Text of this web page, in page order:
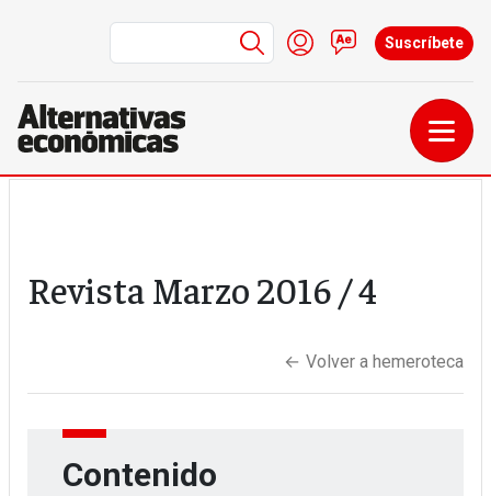
Menú de cuenta de
Iniciar sesión
Contacto
Suscríbete
Revista Marzo 2016 / 4
← Volver a hemeroteca
Contenido